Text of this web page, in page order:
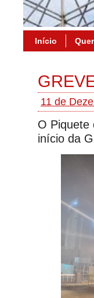
Início
11 de
O Piquete
início da